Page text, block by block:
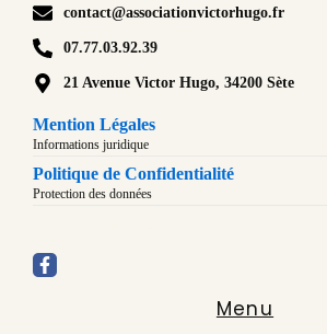
contact@associationvictorhugo.fr
07.77.03.92.39
21 Avenue Victor Hugo, 34200 Sète
Mention Légales
Informations juridique
Politique de Confidentialité
Protection des données
Menu